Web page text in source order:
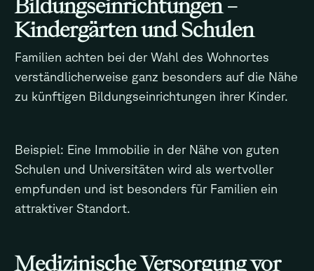
Bildungseinrichtungen –
Kindergärten und Schulen
Familien achten bei der Wahl des Wohnortes
verständlicherweise ganz besonders auf die Nähe
zu künftigen Bildungseinrichtungen ihrer Kinder.
Beispiel: Eine Immobilie in der Nähe von guten
Schulen und Universitäten wird als wertvoller
empfunden und ist besonders für Familien ein
attraktiver Standort.
Medizinische Versorgung vor